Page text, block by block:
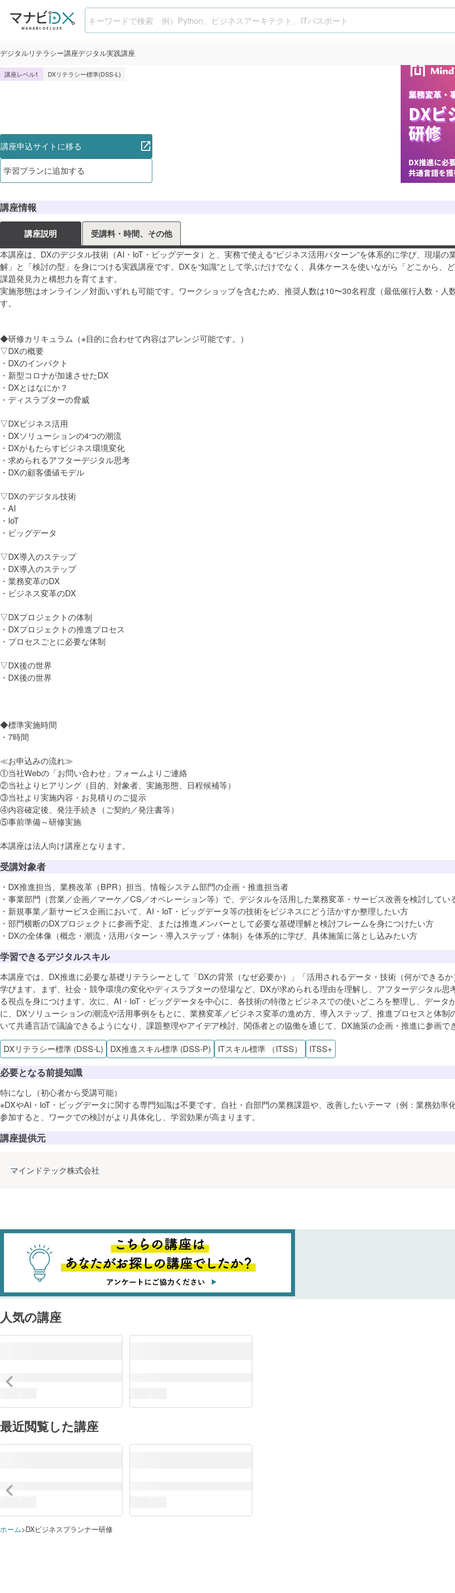
デジタルリテラシー講座デジタル実践講座
DXビジネスプランナー研修
講座レベル1 DXリテラシー標準(DSS-L)
講座申込サイトに移る
学習プランに追加する
講座情報
講座説明
本講座は、DXのデジタル技術（AI・IoT・ビッグデータ）と、実務で使える“ビジネス活用パターン”を体系的に学び、現場
解」と「検討の型」を身につける実践講座です。DXを“知識”として学ぶだけでなく、具体ケースを使いながら「どこから、
課題発見力と構想力を育てます。
実施形態はオンライン／対面いずれも可能です。ワークショップを含むため、推奨人数は10〜30名程度（最低催行人数・
す。
◆研修カリキュラム（※目的に合わせて内容はアレンジ可能です。）
▽DXの概要
・DXのインパクト
・新型コロナが加速させたDX
・DXとはなにか？
・ディスラプターの脅威
▽DXビジネス活用
・DXソリューションの4つの潮流
・DXがもたらすビジネス環境変化
・求められるアフターデジタル思考
・DXの顧客価値モデル
▽DXのデジタル技術
・AI
・IoT
・ビッグデータ
▽DX導入のステップ
・DX導入のステップ
・業務変革のDX
・ビジネス変革のDX
▽DXプロジェクトの体制
・DXプロジェクトの推進プロセス
・プロセスごとに必要な体制
▽DX後の世界
・DX後の世界
◆標準実施時間
・7時間
≪お申込みの流れ≫
①当社Webの「お問い合わせ」フォームよりご連絡
②当社よりヒアリング（目的、対象者、実施形態、日程候補等）
③当社より実施内容・お見積りのご提示
④内容確定後、発注手続き（ご契約／発注書等）
⑤事前準備～研修実施
本講座は法人向け講座となります。
受講料・時間、その他
受講対象者
・DX推進担当、業務改革（BPR）担当、情報システム部門の企画・推進担当者
・事業部門（営業／企画／マーケ／CS／オペレーション等）で、デジタルを活用した業務変革・サービス改善を検討してい
・新規事業／新サービス企画において、AI・IoT・ビッグデータ等の技術をビジネスにどう活かすか整理したい方
・部門横断のDXプロジェクトに参画予定、または推進メンバーとして必要な基礎理解と検討フレームを身につけたい方
・DXの全体像（概念・潮流・活用パターン・導入ステップ・体制）を体系的に学び、具体施策に落とし込みたい方
学習できるデジタルスキル
本講座では、DX推進に必要な基礎リテラシーとして「DXの背景（なぜ必要か）」「活用されるデータ・技術（何ができる
学びます。まず、社会・競争環境の変化やディスラプターの登場など、DXが求められる理由を理解し、アフターデジタル思
る視点を身につけます。次に、AI・IoT・ビッグデータを中心に、各技術の特徴とビジネスでの使いどころを整理し、デー
に、DXソリューションの潮流や活用事例をもとに、業務変革／ビジネス変革の進め方、導入ステップ、推進プロセスと体
いて共通言語で議論できるようになり、課題整理やアイデア検討、関係者との協働を通じて、DX施策の企画・推進に参画で
DXリテラシー標準 (DSS-L)
DX推進スキル標準 (DSS-P) ITスキル標準 （ITSS） ITSS+
必要となる前提知識
特になし（初心者から受講可能）
※DXやAI・IoT・ビッグデータに関する専門知識は不要です。自社・自部門の業務課題や、改善したいテーマ（例：業務効率
参加すると、ワークでの検討がより具体化し、学習効果が高まります。
講座提供元
マインドテック株式会社
人気の講座
最近閲覧した講座
ホーム DXビジネスプランナー研修
学習プランに追加しました
学習プランを見る
すでに追加済みのようです
学習プランを見る
競争環境の変化
デジタル技術
AI
ハードウェア・ソフトウェア
ネットワーク
活用事例・利用方法
データ・デジタル技術の活用事例
ツール利用
マインド・スタンス
コラボレーション